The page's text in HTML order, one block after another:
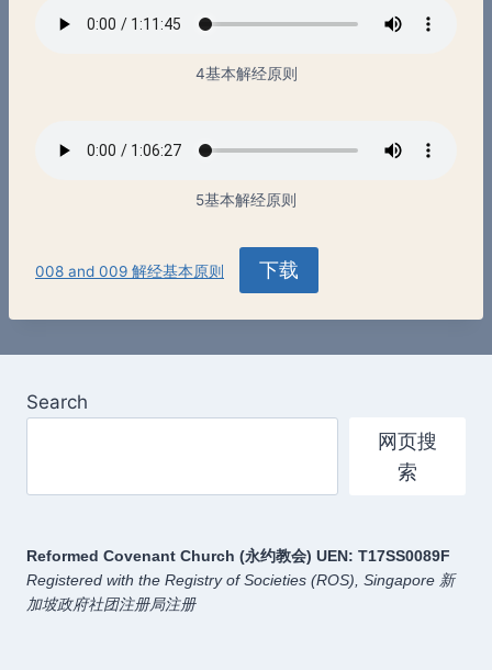
4基本解经原则
5基本解经原则
008 and 009 解经基本原则 下载
Search
网页搜
索
Reformed Covenant Church (永约教会) UEN: T17SS0089F
Registered with the Registry of Societies (ROS), Singapore 新
加坡政府社团注册局注册